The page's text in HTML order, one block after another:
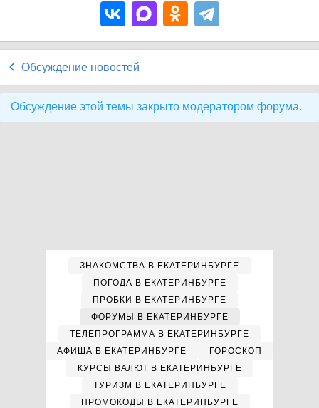
Обсуждение новостей
Обсуждение этой темы закрыто модератором форума.
ЗНАКОМСТВА В ЕКАТЕРИНБУРГЕ
ПОГОДА В ЕКАТЕРИНБУРГЕ
ПРОБКИ В ЕКАТЕРИНБУРГЕ
ФОРУМЫ В ЕКАТЕРИНБУРГЕ
ТЕЛЕПРОГРАММА В ЕКАТЕРИНБУРГЕ
АФИША В ЕКАТЕРИНБУРГЕ
ГОРОСКОП
КУРСЫ ВАЛЮТ В ЕКАТЕРИНБУРГЕ
ТУРИЗМ В ЕКАТЕРИНБУРГЕ
ПРОМОКОДЫ В ЕКАТЕРИНБУРГЕ